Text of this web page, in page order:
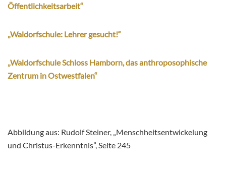
Öffentlichkeitsarbeit“
„Waldorfschule: Lehrer gesucht!“
„Waldorfschule Schloss Hamborn, das anthroposophische
Zentrum in Ostwestfalen“
Abbildung aus: Rudolf Steiner, „Menschheitsentwickelung
und Christus-Erkenntnis”, Seite 245